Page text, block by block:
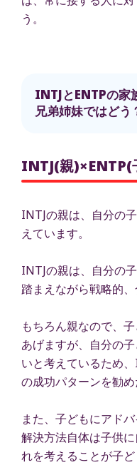
う。
INTJとENTPの家
兄弟姉妹ではどう
INTJ(親)×ENTP(
INTJの親は、自分の
えています。
INTJの親は、自分の
踏まえながら戦略的
もちろん親なので、
あげますが、自分の
いと考えているため
の成功パターンを勧め
また、子どもにアド
解決方法自体は子供
れを考えることが子